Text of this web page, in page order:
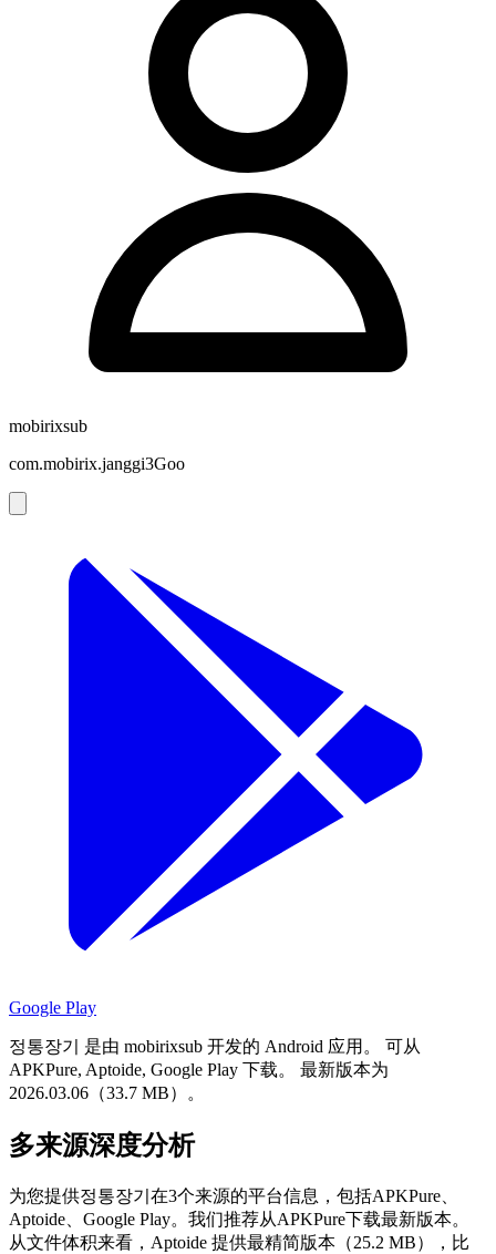
mobirixsub
com.mobirix.janggi3Goo
Google Play
정통장기 是由 mobirixsub 开发的 Android 应用。
可从
APKPure, Aptoide, Google Play 下载。
最新版本为
2026.03.06（33.7 MB）。
多来源深度分析
为您提供정통장기在3个来源的平台信息，包括APKPure、
Aptoide、Google Play。我们推荐从APKPure下载最新版本。
从文件体积来看，Aptoide 提供最精简版本（25.2 MB），比